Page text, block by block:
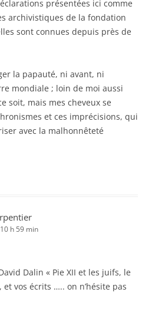
présentées ici comme
archivistiques de la fondation
sont connues depuis près de
la papauté, ni avant, ni
mondiale ; loin de moi aussi
soit, mais mes cheveux se
et ces imprécisions, qui
avec la malhonnêteté
h 59 min
Dalin « Pie XII et les juifs, le
et vos écrits ….. on n’hésite pas